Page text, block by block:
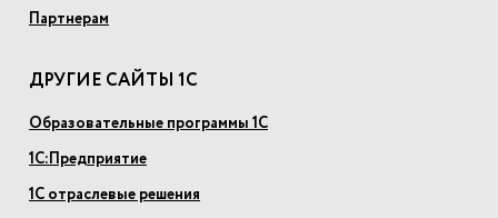
Партнерам
ДРУГИЕ САЙТЫ 1С
Образовательные программы 1С
1С:Предприятие
1С отраслевые решения